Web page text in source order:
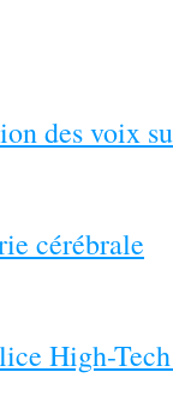
des voix
cérébrale
High-